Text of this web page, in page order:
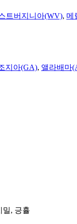
트버지니아(WV), 메
지아(GA), 앨라배마
밀, 긍휼